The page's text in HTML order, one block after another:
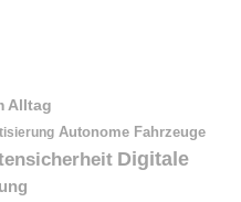
Alltag
Autonome Fahrzeuge
Digitale